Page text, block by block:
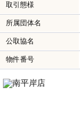
取引態様
所属団体名
公取協名
物件番号